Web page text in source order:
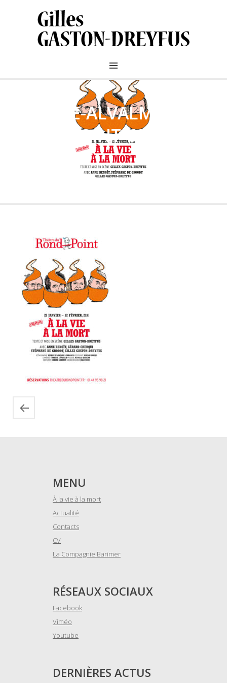
AFFICHE-ALVALM-
ROND-POINT-600×863
MENU
À la vie à la mort
Actualité
Contacts
CV
La Compagnie Barimer
RÉSEAUX SOCIAUX
Facebook
Viméo
Youtube
DERNIÈRES ACTUS